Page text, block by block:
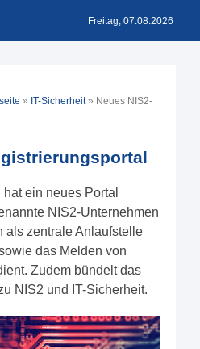
Freitag, 07.08.2026
» IT-Sicherheit» Neues NIS2-
ein neues Portal
NIS2-Unternehmen
als zentrale Anlaufstelle
das Melden von
Zudem bündelt das
NIS2 und IT-Sicherheit.